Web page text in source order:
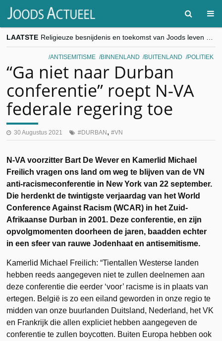
LAATSTE
“Besnijdenisdebat toont hoe moeilijk seculiere Westen minderheden begrijpt”, Jinnih Beels (Vooruit)
CITYTRIP | ROEMENIË – Boekarest: de verrassing van Oost-Europa
ANTISEMITISME BINNENLAND BUITENLAND POLITIEK
“Ga niet naar Durban
conferentie” roept N-VA
federale regering toe
30 Augustus 2021 DURBAN , VN
N-VA voorzitter Bart De Wever en Kamerlid Michael
Freilich vragen ons land om weg te blijven van de VN
anti-racismeconferentie in New York van 22 september.
Die herdenkt de twintigste verjaardag van het World
Conference Against Racism (WCAR) in het Zuid-
Afrikaanse Durban in 2001. Deze conferentie, en zijn
opvolgmomenten doorheen de jaren, baadden echter
in een sfeer van rauwe Jodenhaat en antisemitisme.
Kamerlid Michael Freilich: “Tientallen Westerse landen
hebben reeds aangegeven niet te zullen deelnemen aan
deze conferentie die eerder ‘voor’ racisme is in plaats van
ertegen. België is zo een eiland geworden in onze regio te
midden van onze buurlanden Duitsland, Nederland, het VK
en Frankrijk die allen expliciet hebben aangegeven de
conferentie te zullen boycotten. Buiten Europa hebben ook